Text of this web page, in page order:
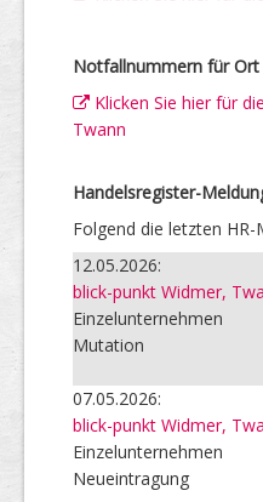
Notfallnummern für Ort
Klicken Sie hier für
Twann
Handelsregister-
Folgend die letzten
12.05.2026:
blick-punkt Widmer,
Einzelunternehmen
Mutation
07.05.2026:
blick-punkt Widmer,
Einzelunternehmen
Neueintragung